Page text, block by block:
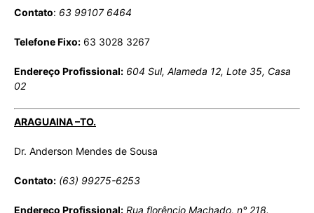
Contato: 63 99107 6464
Telefone Fixo: 63 3028 3267
Endereço Profissional: 604 Sul, Alameda 12, Lote 35, Casa
02
ARAGUAINA –TO.
Dr. Anderson Mendes de Sousa
Contato: (63) 99275-6253
Endereço Profissional: Rua florêncio Machado, n° 218.